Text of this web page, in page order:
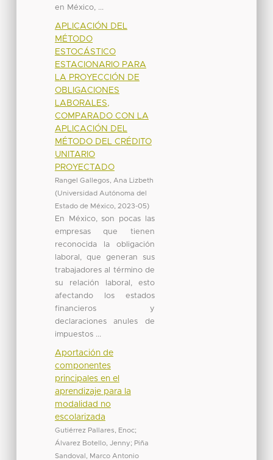
en México, ...
APLICACIÓN DEL
MÉTODO
ESTOCÁSTICO
ESTACIONARIO PARA
LA PROYECCIÓN DE
OBLIGACIONES
LABORALES,
COMPARADO CON LA
APLICACIÓN DEL
MÉTODO DEL CRÉDITO
UNITARIO
PROYECTADO
Rangel Gallegos, Ana Lizbeth
(Universidad Autónoma del
Estado de México, 2023-05)
En México, son pocas las
empresas que tienen
reconocida la obligación
laboral, que generan sus
trabajadores al término de
su relación laboral, esto
afectando los estados
financieros y
declaraciones anules de
impuestos ...
Aportación de
componentes
principales en el
aprendizaje para la
modalidad no
escolarizada
Gutiérrez Pallares, Enoc;
Álvarez Botello, Jenny; Piña
Sandoval, Marco Antonio